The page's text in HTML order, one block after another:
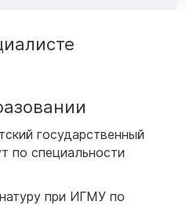
государственный
по специальности
при ИГМУ по